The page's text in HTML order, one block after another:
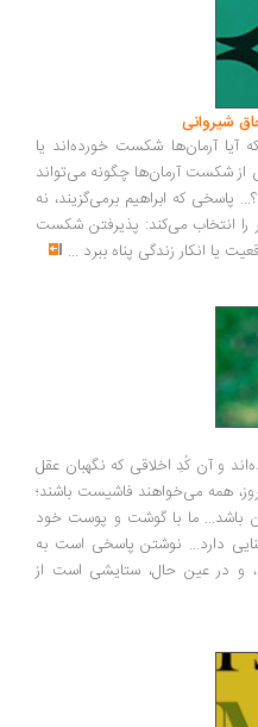
شکست خورده‌اند یا
آرمان‌ها چگونه می‌تواند
ابراهیم برمی‌گزیند، نه
می‌کند: پذیرفتن شکست
زندگی پناه ببرد...
کُدِ اخلاقی که نگهبان عقل
می‌خواهند فاشیست باشند؛
ما با گوشت و پوست خود
نوشتن پاسخی است به
عین حال، ستایشی است از